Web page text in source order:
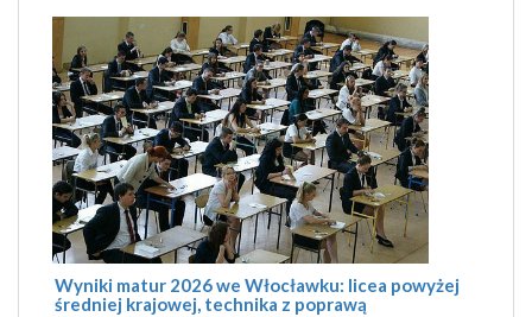
Wyniki matur 2026 we Włocławku: licea powyżej
średniej krajowej, technika z poprawą